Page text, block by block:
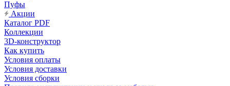
Пуфы
Акции
Каталог PDF
Коллекции
3D-конструктор
Как купить
Условия оплаты
Условия доставки
Условия сборки